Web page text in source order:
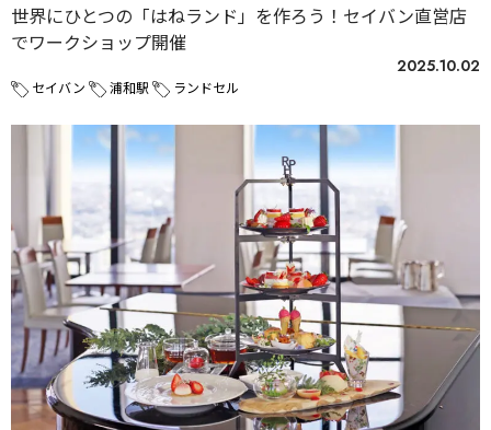
世界にひとつの「はねランド」を作ろう！セイバン直営店
でワークショップ開催
2025.10.02
セイバン 浦和駅 ランドセル